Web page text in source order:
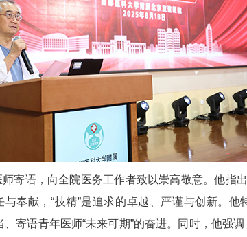
寄语，向全院医务工作者致以崇高敬意。他指
奉献，“技精”是追求的卓越、严谨与创新。
、寄语青年医师“未来可期”的奋进。同时，他强